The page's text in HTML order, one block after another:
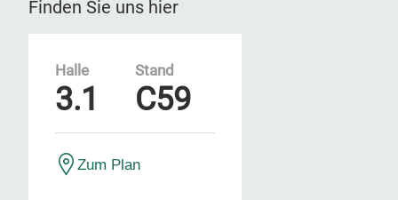
Finden Sie uns hier
Halle
3.1
Stand
C59
Zum Plan